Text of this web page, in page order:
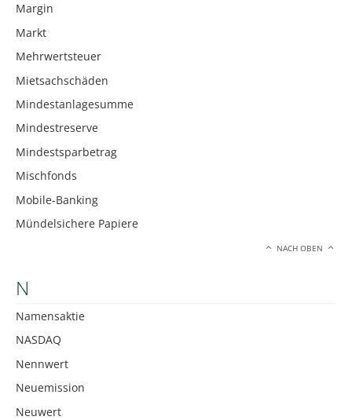
Margin
Markt
Mehrwertsteuer
Mietsachschäden
Mindestanlagesumme
Mindestreserve
Mindestsparbetrag
Mischfonds
Mobile-Banking
Mündelsichere Papiere
NACH OBEN
N
Namensaktie
NASDAQ
Nennwert
Neuemission
Neuwert